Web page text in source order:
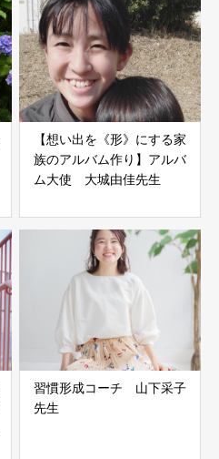
【想い出を《形》にする家
族のアルバム作り】アルバ
ム大使 大城由佳先生
習慣形成コーチ 山下采子
先生